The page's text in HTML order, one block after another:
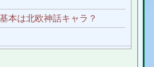
本は北欧神話キャラ？